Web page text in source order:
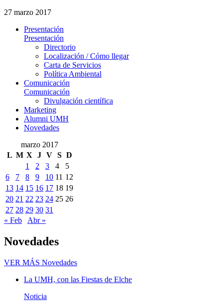
27 marzo 2017
Presentación
Presentación
Directorio
Localización / Cómo llegar
Carta de Servicios
Política Ambiental
Comunicación
Comunicación
Divulgación científica
Marketing
Alumni UMH
Novedades
marzo 2017
L M X J V S D
1
2 3 4
5
6
7 8 9 10 11 12
13 14 15 16 17 18 19
20 21 22 23 24 25 26
27 28 29 30 31
« Feb
Abr »
Novedades
VER MÁS Novedades
La UMH, con las Fiestas de Elche
Noticia